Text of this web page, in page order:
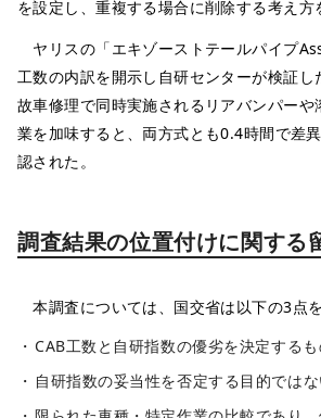
を設定し、重複する場合に削除する考え方
ヤリスの「エキゾーストテールパイプ
工数の内訳を開示し自研センターが検証し
故車修理で同時実施されるリアバンパーや
業を加味すると、両方式とも0.4時間で差
認された。
調査結果の位置付けに関する
本調査については、国交省は以下の3点を
CAB工数と自研指数の優劣を決定する
自研指数の妥当性を否定する目的では